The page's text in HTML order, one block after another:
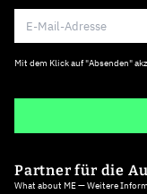
Mit dem Klick auf "Absenden"
Partner für die
What about ME — Weitere